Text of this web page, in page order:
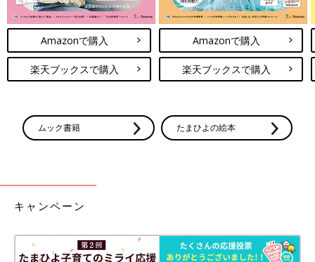
Amazonで購入
楽天ブックスで購入
Amazonで購入
楽天ブックスで購入
ムック書籍 たまひよの絵本
キャンペーン